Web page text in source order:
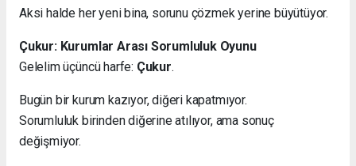
Aksi halde her yeni bina, sorunu çözmek yerine büyütüyor.
Çukur: Kurumlar Arası Sorumluluk Oyunu
Gelelim üçüncü harfe: Çukur.
Bugün bir kurum kazıyor, diğeri kapatmıyor.
Sorumluluk birinden diğerine atılıyor, ama sonuç
değişmiyor.